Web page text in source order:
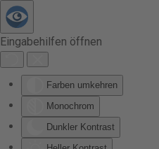
Eingabehilfen öffnen
Farben umkehren
Monochrom
Dunkler Kontrast
Zum Hauptinhalt springen